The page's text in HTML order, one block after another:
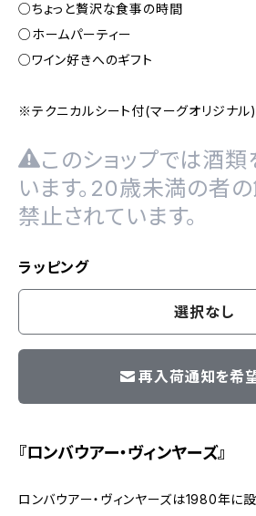
○ちょっと贅沢な食事の時間
○ホームパーティー
○ワイン好きへのギフト
※テクニカルシート付(マーグオリジナル)
このショップでは酒類
います。20歳未満の者
禁止されています。
ラッピング
選択なし
再入荷通知を希
『ロンバウアー・ヴィンヤーズ』
ロンバウアー・ヴィンヤーズは1980年に設